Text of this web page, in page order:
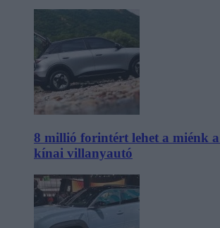
8 millió forintért lehet a miénk a
kínai villanyautó